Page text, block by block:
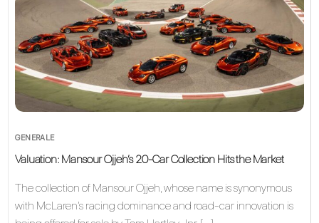
GENERALE
Valuation: Mansour Ojjeh’s 20-Car Collection Hits the Market
The collection of Mansour Ojjeh, whose name is synonymous
with McLaren’s racing dominance and road‑car innovation is